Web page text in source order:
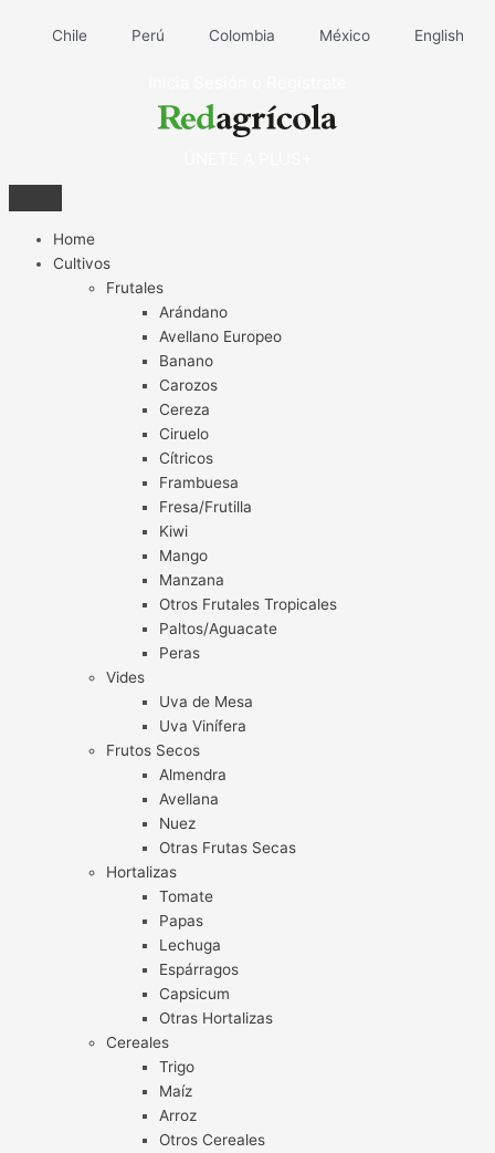
Chile Perú Colombia México English
Home
Cultivos
Frutales
Arándano
Avellano Europeo
Banano
Carozos
Cereza
Ciruelo
Cítricos
Frambuesa
Fresa/Frutilla
Kiwi
Mango
Manzana
Otros Frutales Tropicales
Paltos/Aguacate
Peras
Vides
Uva de Mesa
Uva Vinífera
Frutos Secos
Almendra
Avellana
Nuez
Otras Frutas Secas
Hortalizas
Tomate
Papas
Lechuga
Espárragos
Capsicum
Otras Hortalizas
Cereales
Trigo
Maíz
Arroz
Otros Cereales